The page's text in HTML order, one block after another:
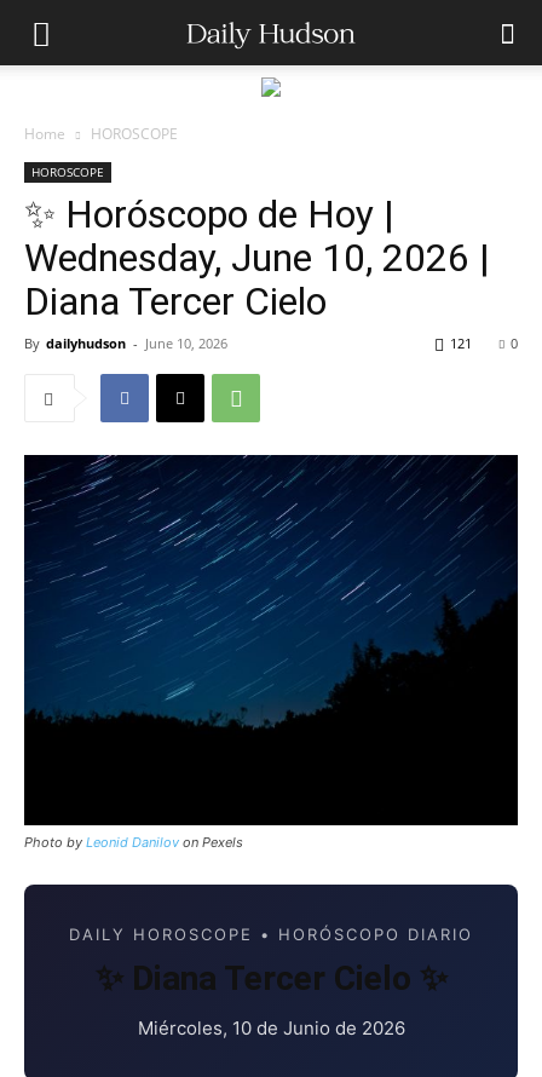
Home HOROSCOPE
HOROSCOPE
✨ Horóscopo de Hoy |
Wednesday, June 10, 2026 |
Diana Tercer Cielo
By dailyhudson - June 10, 2026 0
121
Photo by Leonid Danilov on Pexels
DAILY HOROSCOPE • HORÓSCOPO DIARIO
✨ Diana Tercer Cielo ✨
Miércoles, 10 de Junio de 2026